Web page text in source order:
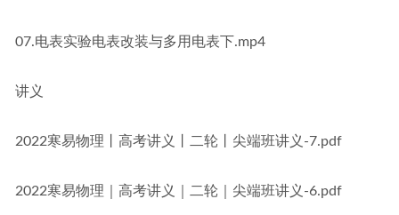
07.电表实验电表改装与多用电表下.mp4
讲义
2022寒易物理丨高考讲义丨二轮丨尖端班讲义-7.pdf
2022寒易物理｜高考讲义｜二轮｜尖端班讲义-6.pdf